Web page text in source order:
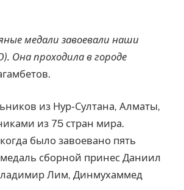
медали завоевали наши
Она проходила в городе
из Нур-Султана, Алматы,
из 75 стран мира.
было завоевано пять
сборной принес Даниил
Лим, Динмухаммед